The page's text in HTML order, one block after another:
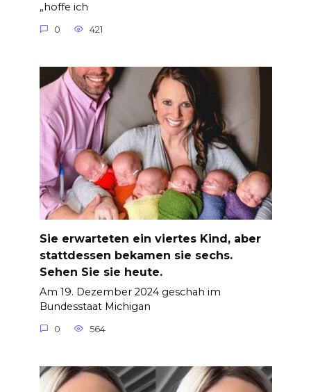
„hoffe ich
0 421
Sie erwarteten ein viertes Kind, aber
stattdessen bekamen sie sechs.
Sehen Sie sie heute.
Am 19. Dezember 2024 geschah im
Bundesstaat Michigan
0 564